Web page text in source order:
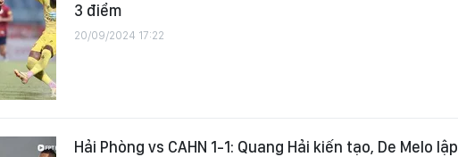
3 điểm
20/09/2024 17:22
Hải Phòng vs CAHN 1-1: Quang Hải kiến tạo, De Melo lập